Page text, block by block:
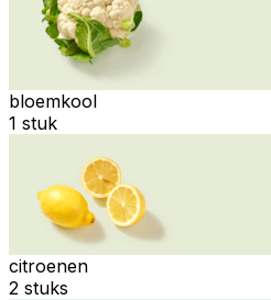
bloemkool
1 stuk
citroenen
2 stuks